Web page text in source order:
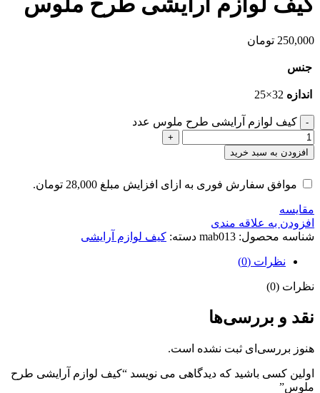
250,000 تومان
جنس
اندازه 32×25
کیف لوازم آرایشی طرح ملوس عدد
افزودن به سبد خرید
موافق سفارش فوری به ازای افزایش مبلغ 28,000 تومان.
مقایسه
افزودن به علاقه مندی
شناسه محصول: mab013 دسته: کیف لوازم آرایشی
نظرات (0)
نظرات (0)
نقد و بررسی‌ها
هنوز بررسی‌ای ثبت نشده است.
اولین کسی باشید که دیدگاهی می نویسد “کیف لوازم آرایشی طرح
ملوس”